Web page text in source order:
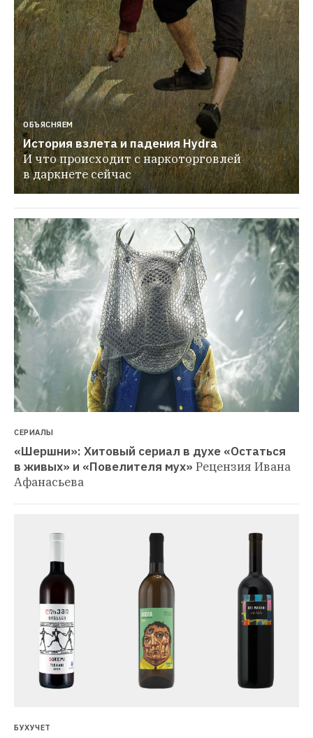
ОБЪЯСНЯЕМ
История взлета и падения Hydra
И что происходит с наркоторговлей
в даркнете сейчас
СЕРИАЛЫ
«Шершни»: Хитовый сериал в духе «Остаться
в живых» и «Повелителя мух» Рецензия Ивана
Афанасьева
БУХУЧЕТ